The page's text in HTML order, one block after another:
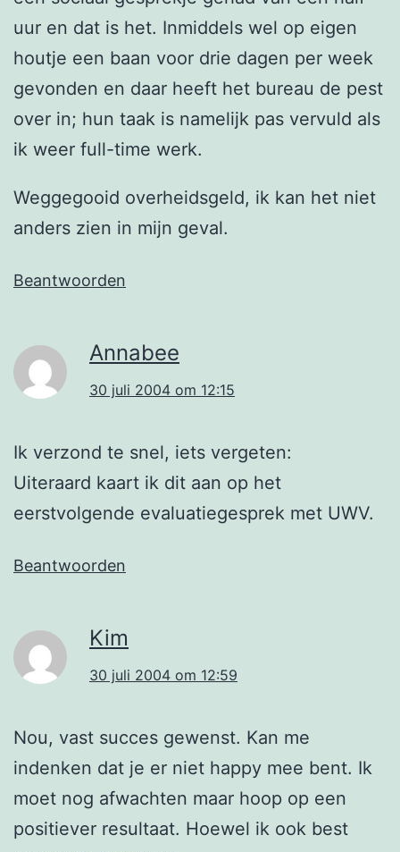
uur en dat is het. Inmiddels wel op eigen
houtje een baan voor drie dagen per week
gevonden en daar heeft het bureau de pest
over in; hun taak is namelijk pas vervuld als
ik weer full-time werk.
Weggegooid overheidsgeld, ik kan het niet
anders zien in mijn geval.
Beantwoorden
Annabee
30 juli 2004 om 12:15
Ik verzond te snel, iets vergeten:
Uiteraard kaart ik dit aan op het
eerstvolgende evaluatiegesprek met UWV.
Beantwoorden
Kim
30 juli 2004 om 12:59
Nou, vast succes gewenst. Kan me
indenken dat je er niet happy mee bent. Ik
moet nog afwachten maar hoop op een
positiever resultaat. Hoewel ik ook best